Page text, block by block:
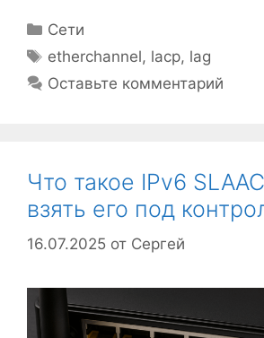
Рубрики
Сети
Метки
etherchannel, lacp, lag
Оставьте комментарий
Что такое IPv6
взять его под
16.07.2025 от Сергей